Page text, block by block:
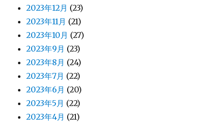
2023年12月 (23)
2023年11月 (21)
2023年10月 (27)
2023年9月 (23)
2023年8月 (24)
2023年7月 (22)
2023年6月 (20)
2023年5月 (22)
2023年4月 (21)